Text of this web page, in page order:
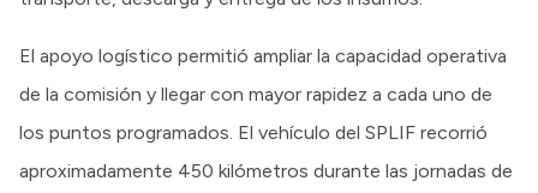
El apoyo logístico permitió ampliar la capacidad operativa
de la comisión y llegar con mayor rapidez a cada uno de
los puntos programados. El vehículo del SPLIF recorrió
aproximadamente 450 kilómetros durante las jornadas de